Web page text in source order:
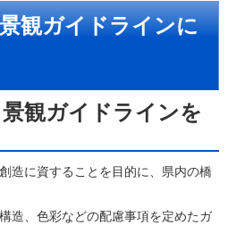
観ガイドラインに
観ガイドラインを
造に資することを目的に、県内の橋
造、色彩などの配慮事項を定めたガ